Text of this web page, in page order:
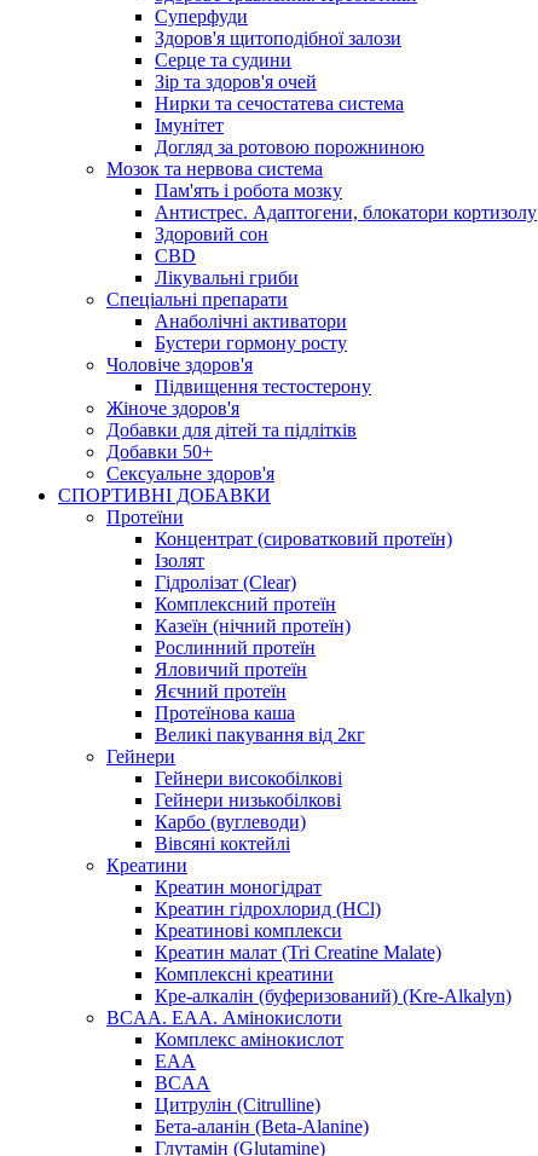
Суперфуди
Здоров'я щитоподібної залози
Серце та судини
Зір та здоров'я очей
Нирки та сечостатева система
Імунітет
Догляд за ротовою порожниною
Мозок та нервова система
Пам'ять і робота мозку
Антистрес. Адаптогени, блокатори кортизолу
Здоровий сон
СBD
Лікувальні гриби
Спеціальні препарати
Анаболічні активатори
Бустери гормону росту
Чоловіче здоров'я
Підвищення тестостерону
Жіноче здоров'я
Добавки для дітей та підлітків
Добавки 50+
Сексуальне здоров'я
СПОРТИВНІ ДОБАВКИ
Протеїни
Концентрат (сироватковий протеїн)
Ізолят
Гідролізат (Clear)
Комплексний протеїн
Казеїн (нічний протеїн)
Рослинний протеїн
Яловичий протеїн
Яєчний протеїн
Протеїнова каша
Великі пакування від 2кг
Гейнери
Гейнери високобілкові
Гейнери низькобілкові
Карбо (вуглеводи)
Вівсяні коктейлі
Креатини
Креатин моногідрат
Креатин гідрохлорид (HCl)
Креатинові комплекси
Креатин малат (Tri Creatine Malate)
Комплексні креатини
Кре-алкалін (буферизований) (Kre-Alkalyn)
BCAA. EAA. Амінокислоти
Комплекс амінокислот
EAA
BCAA
Цитрулін (Citrulline)
Бета-аланін (Beta-Alanine)
Глутамін (Glutamine)